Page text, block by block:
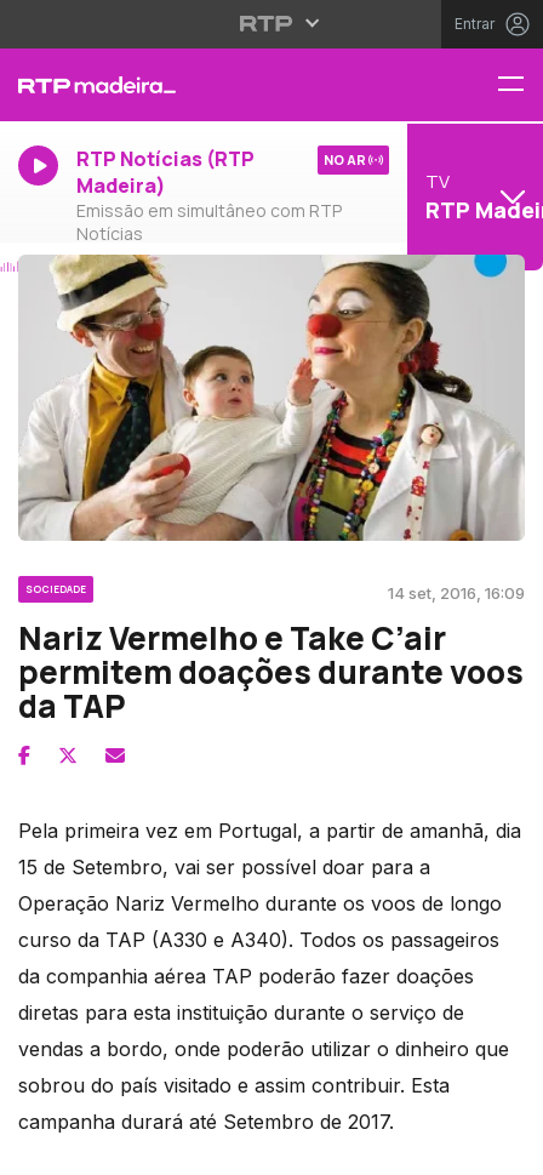
Entrar
RTP Notícias (RTP
Madeira)
Emissão em simultâneo com RTP
Notícias
NO AR
TV
RTP
SOCIEDADE 14 set, 2016, 16:09
Nariz Vermelho e Take C’air
permitem doações durante voos
da TAP
Pela primeira vez em Portugal, a partir de amanhã, dia
15 de Setembro, vai ser possível doar para a
Operação Nariz Vermelho durante os voos de longo
curso da TAP (A330 e A340). Todos os passageiros
da companhia aérea TAP poderão fazer doações
diretas para esta instituição durante o serviço de
vendas a bordo, onde poderão utilizar o dinheiro que
sobrou do país visitado e assim contribuir. Esta
campanha durará até Setembro de 2017.